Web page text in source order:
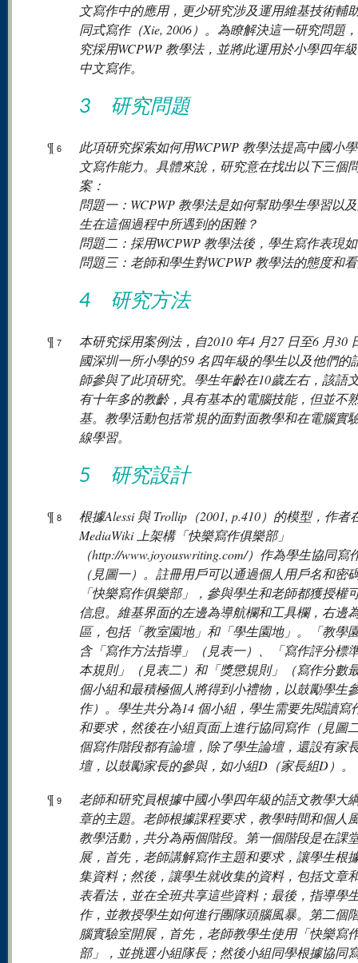
文寫作中的應用，更少研究涉及運用維基技術輔
同式寫作（Xie, 2006）。為瞭解決這一研究問題
究採用WCPWP 教學法，並將此運用於小學四年
中文寫作。
3 研究問題
¶ 6
此項研究探索如何用WCPWP 教學法提高中國小
文寫作能力。具體來說，研究意在找出以下三個
案：
問題一：WCPWP 教學法是如何幫助學生學習以
生在這個過程中所遇到的困難？
問題二：採用WCPWP 教學法後，學生寫作表現
問題三：老師和學生對WCPWP 教學法的態度和
4 研究方法
¶ 7
本研究採用案例法，自2010 年4 月27 日至6 月30
國深圳一所小學的59 名四年級的學生以及他們的
師參與了此項研究。學生年齡在10歲左右，該語
有十年多的教齡，具有基本的電腦技能，但並不
基。教學活動包括常規的面對面教學和在電腦實
線學習。
5 研究設計
¶ 8
根據Alessi 與 Trollip（2001, p.410）的模型，作者
MediaWiki 上架構「快樂寫作俱樂部」
（http://www.joyouswriting.com/）作為學生協同寫
（見圖一）。註冊用戶可以通過個人用戶名和密
「快樂寫作俱樂部」，參與學生和老師都獲授權
信息。維基界面的左邊為導航欄和工具欄，右邊
區，包括「教室園地」和「學生園地」。「教學
含「寫作方法指導」（見表一）、「寫作評分標
本規則」（見表二）和「獎懲規則」（寫作分數
個小組和最積極個人將得到小禮物，以鼓勵學生
作）。學生共分為14 個小組，學生需要先閱讀寫
和要求，然後在小組頁面上進行協同寫作（見圖
個寫作階段都有論壇，除了學生論壇，還設有家
壇，以鼓勵家長的參與，如小組D（家長組D）。
¶ 9
老師和研究員根據中國小學四年級的語文教學大
章的主題。老師根據課程要求，教學時間和個人
教學活動，共分為兩個階段。第一個階段是在課
展，首先，老師講解寫作主題和要求，讓學生根
集資料；然後，讓學生就收集的資料，包括文章
表看法，並在全班共享這些資料；最後，指導學
作，並教授學生如何進行團隊頭腦風暴。第二個
腦實驗室開展，首先，老師教學生使用「快樂寫
部」，並挑選小組隊長；然後小組同學根據協同